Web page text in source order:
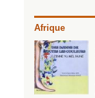
Afrique